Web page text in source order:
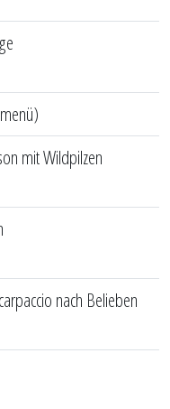
mit Wildpilzen
nach Belieben